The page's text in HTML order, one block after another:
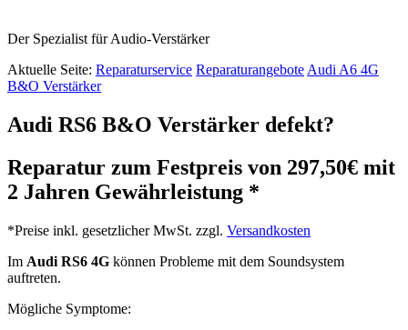
Der Spezialist für Audio-Verstärker
Aktuelle Seite: Reparaturservice Reparaturangebote Audi A6 4G
B&O Verstärker
Audi RS6 B&O Verstärker defekt?
Reparatur zum Festpreis von 297,50€ mit
2 Jahren Gewährleistung *
*Preise inkl. gesetzlicher MwSt. zzgl. Versandkosten
Im Audi RS6 4G können Probleme mit dem Soundsystem
auftreten.
Mögliche Symptome: